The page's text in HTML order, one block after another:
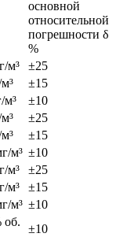
основной
относительной
погрешности δ
%
м³
±25
±15
м³
±10
±25
±15
м³ ±10
м³
±25
м³
±15
м³ ±10
об.
±10